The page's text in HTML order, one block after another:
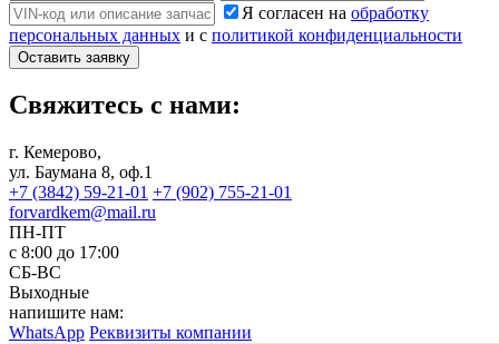
Я согласен на обработку
персональных данных и с политикой конфиденциальности
Оставить заявку
Свяжитесь с нами:
г. Кемерово,
ул. Баумана 8, оф.1
+7 (3842) 59-21-01 +7 (902) 755-21-01
forvardkem@mail.ru
ПН-ПТ
с 8:00 до 17:00
СБ-ВС
Выходные
напишите нам:
WhatsApp Реквизиты компании